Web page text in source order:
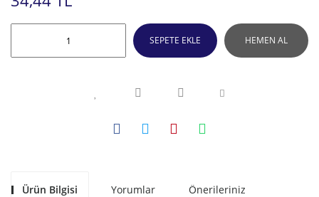
SEPETE EKLE HEMEN AL
Ürün Bilgisi Yorumlar Önerileriniz